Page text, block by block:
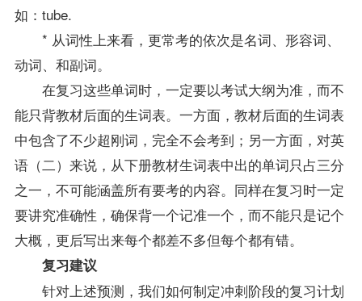
如：tube.
* 从词性上来看，更常考的依次是名词、形容词、
动词、和副词。
在复习这些单词时，一定要以考试大纲为准，而不
能只背教材后面的生词表。一方面，教材后面的生词表
中包含了不少超刚词，完全不会考到；另一方面，对英
语（二）来说，从下册教材生词表中出的单词只占三分
之一，不可能涵盖所有要考的内容。同样在复习时一定
要讲究准确性，确保背一个记准一个，而不能只是记个
大概，更后写出来每个都差不多但每个都有错。
复习建议
针对上述预测，我们如何制定冲刺阶段的复习计划